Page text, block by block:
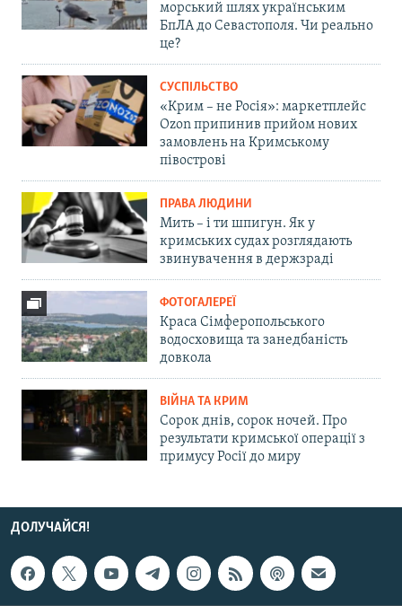
морський шлях українським
БпЛА до Севастополя. Чи реально
це?
СУСПІЛЬСТВО
«Крим – не Росія»: маркетплейс
Ozon припинив прийом нових
замовлень на Кримському
півострові
ПРАВА ЛЮДИНИ
Мить – і ти шпигун. Як у
кримських судах розглядають
звинувачення в держзраді
ФОТОГАЛЕРЕЇ
Краса Сімферопольського
водосховища та занедбаність
довкола
ВІЙНА ТА КРИМ
Сорок днів, сорок ночей. Про
результати кримської операції з
примусу Росії до миру
ДОЛУЧАЙСЯ!